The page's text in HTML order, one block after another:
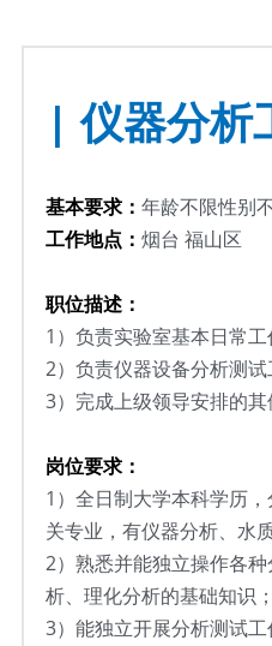
| 仪器分析
基本要求： 年龄不限性别
工作地点： 烟台 福山区
职位描述：
1）负责实验室基本日常工
2） 负责仪器设备分析测试
3） 完成上级领导安排的其
岗位要求：
1） 全日制大学本科学历
关专业，有仪器分析、水
2） 熟悉并能独立操作各
析、理化分析的基础知识；
3） 能独立开展分析测试工